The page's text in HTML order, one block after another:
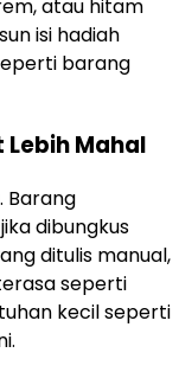
atau hitam
isi hadiah
barang
Mahal
Barang
dibungkus
ditulis manual,
seperti
kecil seperti